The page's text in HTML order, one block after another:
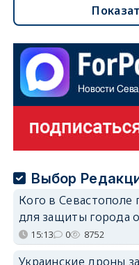
Выбор
Кого в Севастополе
для защиты города
15:13 0 8752
Украинские дроны